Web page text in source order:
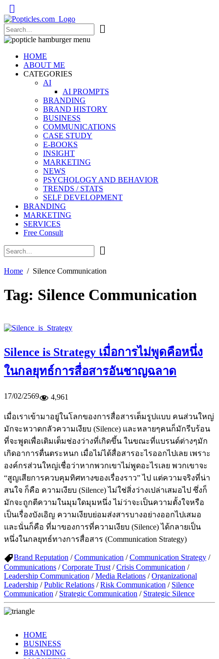
Popticles.com
HOME
ABOUT ME
CATEGORIES
AI
AI PROMPTS
BRANDING
BRAND HISTORY
BUSINESS
COMMUNICATIONS
CASE STUDY
E-BOOKS
INSIGHT
MARKETING
NEWS
PSYCHOLOGY AND BEHAVIOR
TRENDS / STATS
SELF DEVELOPMENT
BRANDING
MARKETING
SERVICES
Free Consult
Home Silence Communication
Tag: Silence Communication
Silence is Strategy เมื่อการไม่พูดคือหนึ่ง
ในกลยุทธ์การสื่อสารอันชาญฉลาด
17/02/2569 4,961
เมื่อเราเข้ามาอยู่ในโลกของการสื่อสารเต็มรูปแบบ คนส่วนใหญ่
มักจะหวาดกลัวความเงียบ (Silence) และหลายๆคนก็มักรีบร้อน
ที่จะพูดเพื่อเติมเต็มช่องว่างที่เกิดขึ้น ในขณะที่แบรนด์ต่างๆมัก
เกิดอาการตื่นตระหนก เมื่อไม่ได้สื่อสารอะไรออกไปเลย เพราะ
องค์กรส่วนใหญ่เชื่อว่าหากพวกเขาไม่พูดอะไรเลย พวกเขาจะ
“สูญเสียการควบคุมทิศทางของเรื่องราว” ไป แต่ความจริงที่น่า
สนใจ ก็คือ ความเงียบ (Silence) ไม่ใช่สิ่งว่างเปล่าเสมอไป ซึ่งก็
มักจะถูกตีความในมุมใดมุมหนึ่ง ไม่ว่าจะเป็นความตั้งใจหรือ
เป็นเรื่องบังเอิญ ความเงียบย่อมส่งสารบางอย่างออกไปเสมอ
และนั่นก็คือ ที่มาของการที่ความเงียบ (Silence) ได้กลายเป็น
หนึ่งในกลยุทธ์ทางการสื่อสาร (Communication Strategy)
Brand Reputation /Communication /Communication Strategy /
Communications /Corporate Trust /Crisis Communication /
Leadership Communication /Media Relations /Organizational
Leadership /Public Relations /Risk Communication / Silence
Communication / Strategic Communication / Strategic Silence
HOME
BUSINESS
BRANDING